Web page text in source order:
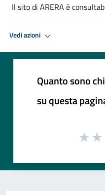
Il sito di ARERA è
Vedi azioni
Quanto sono
su questa